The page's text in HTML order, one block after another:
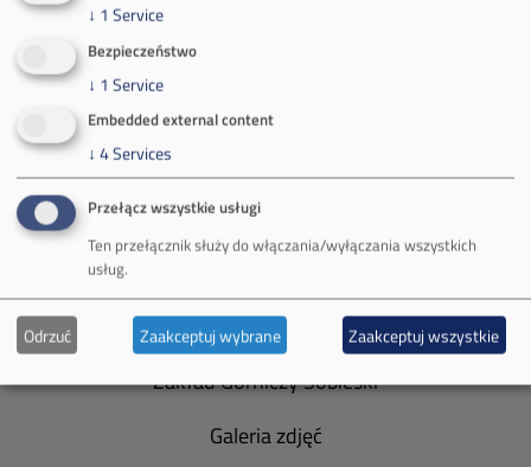
O Firmie
Spółka Południowy Koncern Węglowy
Zakład Górniczy Janina
Zakład Górniczy Sobieski
Galeria zdjęć
↓ 1 Service
Bezpieczeństwo
↓ 1 Service
Embedded external content
↓ 4Services
Przełącz wszystkie usługi
Ten przełącznik służy do włączania/wyłączania wszystkich
usług.
Odrzuć Zaakceptuj wybrane Zaakceptuj wszystkie